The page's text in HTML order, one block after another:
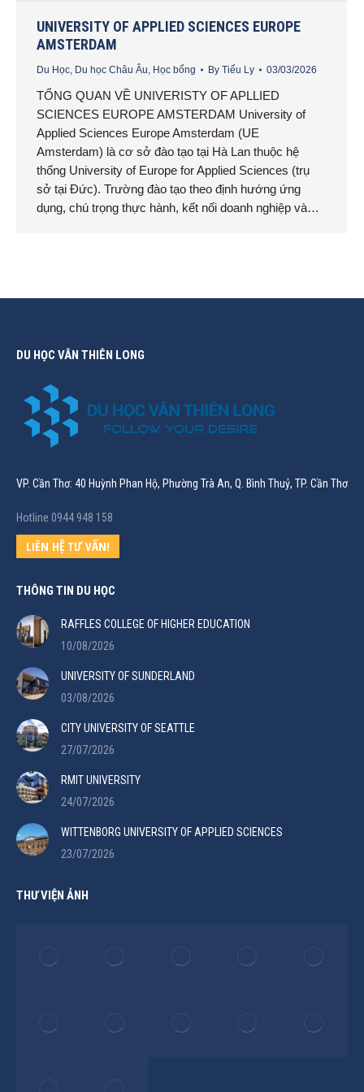
UNIVERSITY OF APPLIED SCIENCES EUROPE
AMSTERDAM
Du Học, Du học Châu Âu, Học bổng By Tiểu Ly 03/03/2026
TỔNG QUAN VỀ UNIVERISTY OF APLLIED
SCIENCES EUROPE AMSTERDAM University of
Applied Sciences Europe Amsterdam (UE
Amsterdam) là cơ sở đào tạo tại Hà Lan thuộc hệ
thống University of Europe for Applied Sciences (trụ
sở tại Đức). Trường đào tạo theo định hướng ứng
dụng, chú trọng thực hành, kết nối doanh nghiệp và…
DU HỌC VÂN THIÊN LONG
VP. Cần Thơ: 40 Huỳnh Phan Hộ, Phường Trà An, Q. Bình Thuỷ, TP. Cần Thơ
Hotline 0944 948 158
LIÊN HỆ TƯ VẤN!
THÔNG TIN DU HỌC
RAFFLES COLLEGE OF HIGHER EDUCATION
10/08/2026
UNIVERSITY OF SUNDERLAND
03/08/2026
CITY UNIVERSITY OF SEATTLE
27/07/2026
RMIT UNIVERSITY
24/07/2026
WITTENBORG UNIVERSITY OF APPLIED SCIENCES
23/07/2026
THƯ VIỆN ẢNH